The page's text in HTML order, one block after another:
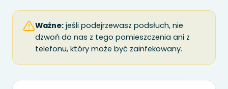
Ważne: jeśli podejrzewasz podsłuch, nie
dzwoń do nas z tego pomieszczenia ani z
telefonu, który może być zainfekowany.